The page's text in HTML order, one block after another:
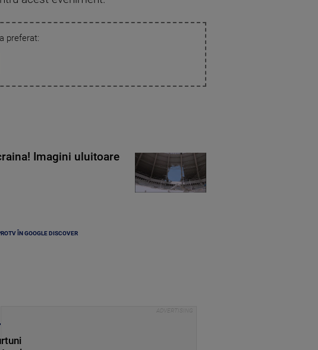
preferat:
Imagini uluitoare
ÎN GOOGLE DISCOVER